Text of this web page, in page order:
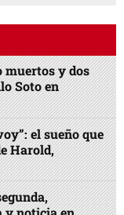
muertos y dos
Soto en
el sueño que
Harold,